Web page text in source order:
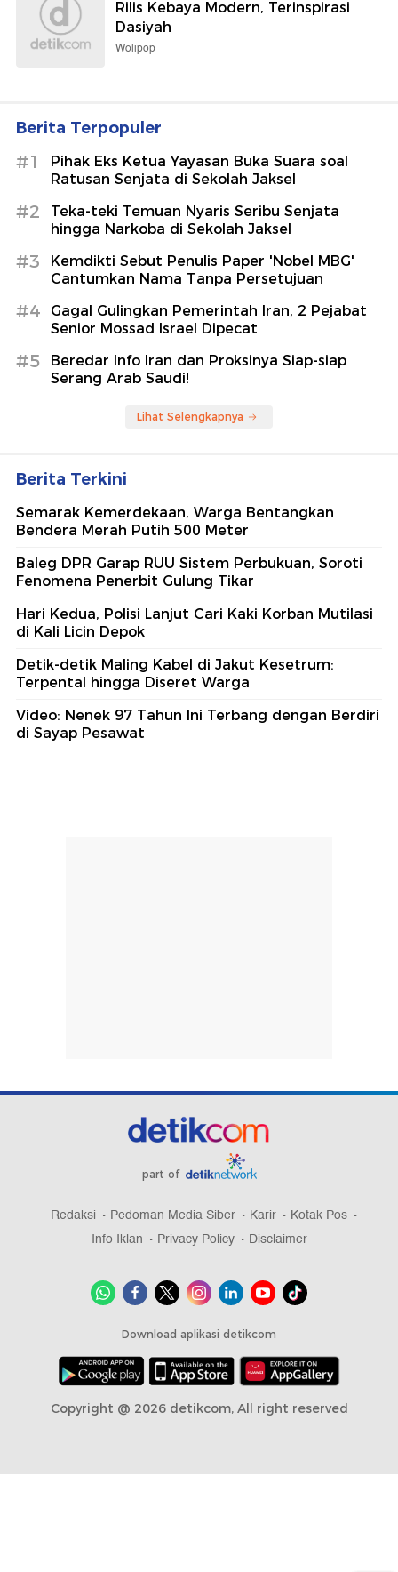
Rilis Kebaya Modern, Terinspirasi
Dasiyah
Wolipop
Berita Terpopuler
#1
Pihak Eks Ketua Yayasan Buka Suara soal
Ratusan Senjata di Sekolah Jaksel
#2
Teka-teki Temuan Nyaris Seribu Senjata
hingga Narkoba di Sekolah Jaksel
#3
Kemdikti Sebut Penulis Paper 'Nobel MBG'
Cantumkan Nama Tanpa Persetujuan
#4
Gagal Gulingkan Pemerintah Iran, 2 Pejabat
Senior Mossad Israel Dipecat
#5
Beredar Info Iran dan Proksinya Siap-siap
Serang Arab Saudi!
Lihat Selengkapnya
Berita Terkini
Semarak Kemerdekaan, Warga Bentangkan
Bendera Merah Putih 500 Meter
Baleg DPR Garap RUU Sistem Perbukuan, Soroti
Fenomena Penerbit Gulung Tikar
Hari Kedua, Polisi Lanjut Cari Kaki Korban Mutilasi
di Kali Licin Depok
Detik-detik Maling Kabel di Jakut Kesetrum:
Terpental hingga Diseret Warga
Video: Nenek 97 Tahun Ini Terbang dengan Berdiri
di Sayap Pesawat
part of
Redaksi Pedoman Media Siber Karir
Kotak Pos
Info Iklan
Privacy Policy Disclaimer
Download aplikasi detikcom
Copyright @ 2026 detikcom, All right reserved